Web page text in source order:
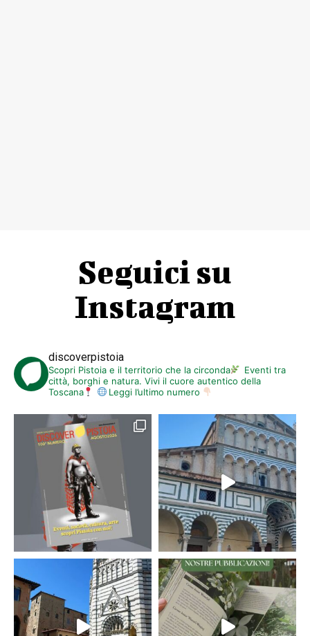
Seguici su
Instagram
discoverpistoia
Scopri Pistoia e il territorio che la circonda
Eventi tra
città, borghi e natura. Vivi il cuore autentico della
Toscana
Leggi l’ultimo numero